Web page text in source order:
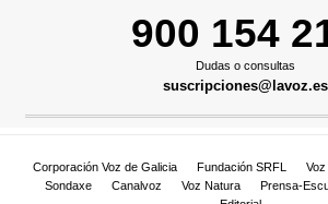
900 154
Dudas o consultas
suscripciones@lavoz.es
Corporación Voz de Galicia Fundación SRFL Voz
Sondaxe
Canalvoz Voz Natura Prensa-